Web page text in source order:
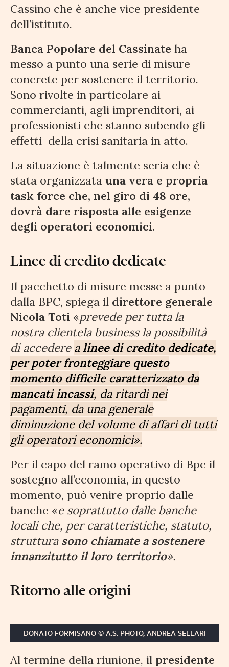
Cassino che è anche vice presidente
dell’istituto.
Banca Popolare del Cassinate ha
messo a punto una serie di misure
concrete per sostenere il territorio.
Sono rivolte in particolare ai
commercianti, agli imprenditori, ai
professionisti che stanno subendo gli
effetti della crisi sanitaria in atto.
La situazione è talmente seria che è
stata organizzata una vera e propria
task force che, nel giro di 48 ore,
dovrà dare risposta alle esigenze
degli operatori economici.
Linee di credito dedicate
Il pacchetto di misure messe a punto
dalla BPC, spiega il direttore generale
Nicola Toti «prevede per tutta la
nostra clientela business la possibilità
di accedere alinee di credito dedicate,
per poter fronteggiare questo
momento difficile caratterizzato da
mancati incassi, da ritardi nei
pagamenti, da una generale
diminuzione del volume di affari di tutti
gli operatori economici».
Per il capo del ramo operativo di Bpc il
sostegno all’economia, in questo
momento, può venire proprio dalle
banche «e soprattutto dalle banche
locali che, per caratteristiche, statuto,
struttura sono chiamate a sostenere
innanzitutto il loro territorio».
Ritorno alle origini
DONATO FORMISANO © A.S. PHOTO, ANDREA SELLARI
Al termine della riunione, il presidente